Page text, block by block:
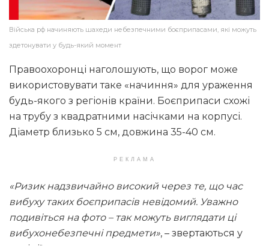
Війська рф начиняють шахеди небезпечними боєприпасами, які можуть
здетонувати у будь-який момент
Правоохоронці наголошують, що ворог може
використовувати таке «начиння» для ураження
будь-якого з регіонів країни. Боєприпаси схожі
на трубу з квадратними насічками на корпусі.
Діаметр близько 5 см, довжина 35-40 см.
РЕКЛАМА
«Ризик надзвичайно високий через те, що час
вибуху таких боєприпасів невідомий. Уважно
подивіться на фото – так можуть виглядати ці
вибухонебезпечні предмети», – звертаються у